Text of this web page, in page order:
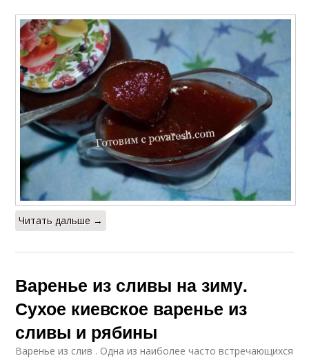
Читать дальше →
Варенье из сливы на зиму.
Сухое киевское варенье из
сливы и рябины
Варенье из слив . Одна из наиболее часто встречающихся